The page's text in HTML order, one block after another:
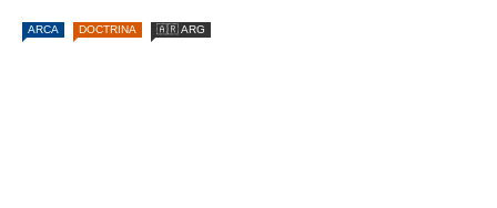
ARCA DOCTRINA 🇦🇷 ARG